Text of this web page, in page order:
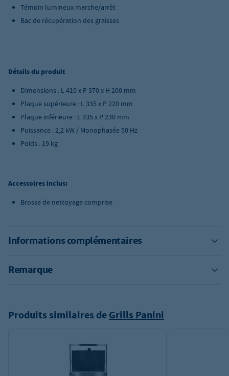
Témoin lumineux marche/arrêt
Bac de récupération des graisses
Détails du produit
Dimensions : L 410 x P 370 x H 200 mm
Plaque supérieure : L 335 x P 220 mm
Plaque inférieure : L 335 x P 230 mm
Puissance : 2,2 kW / Monophasée 50 Hz
Poids : 19 kg
Accessoires inclus:
Brosse de nettoyage comprise
Informations complémentaires
Remarque
Produits similaires deGrills Panini